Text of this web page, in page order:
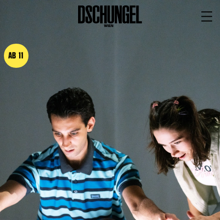
Spielplan
Festivals
Wild & Schön Festival
Gastspiele
Available for Touring
Archiv
MITSPIELEN
AB 11